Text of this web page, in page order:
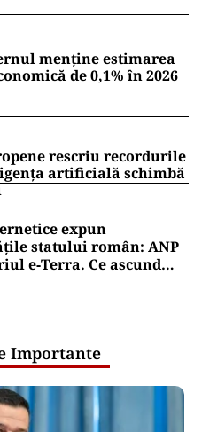
menține estimarea
de 0,1% în 2026
rescriu recordurile
artificială schimbă
expun
statului român: ANP
e‑Terra. Ce ascund
Importante